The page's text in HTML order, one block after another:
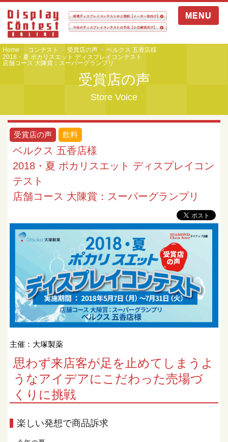
MENU
Home コンテスト 受賞店の声
ベルクス 五香店様
2018・夏 ポカリスエット ディスプレイコンテスト
店舗コース 大陳賞：スーパーグランプリ
受賞店の声
Store Voice
受賞店の声 飲料
ベルクス 五香店様
2018・夏 ポカリスエット ディスプレイコン
テスト
店舗コース 大陳賞：スーパーグランプリ
主催：大塚製薬
思わず来店客が足を止めてしまうよ
うなアイデアにこだわった売場づ
くりに挑戦
楽しい発想で商品訴求